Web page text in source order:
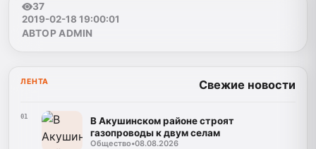
37
2019-02-18 19:00:01
АВТОР ADMIN
ЛЕНТА Свежие новости
01
В Акушинском районе строят
газопроводы к двум селам
Общество•08.08.2026